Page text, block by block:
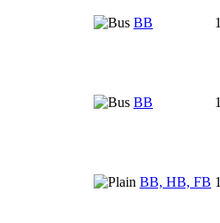
BB 1
BB 1
BB, HB, FB 1